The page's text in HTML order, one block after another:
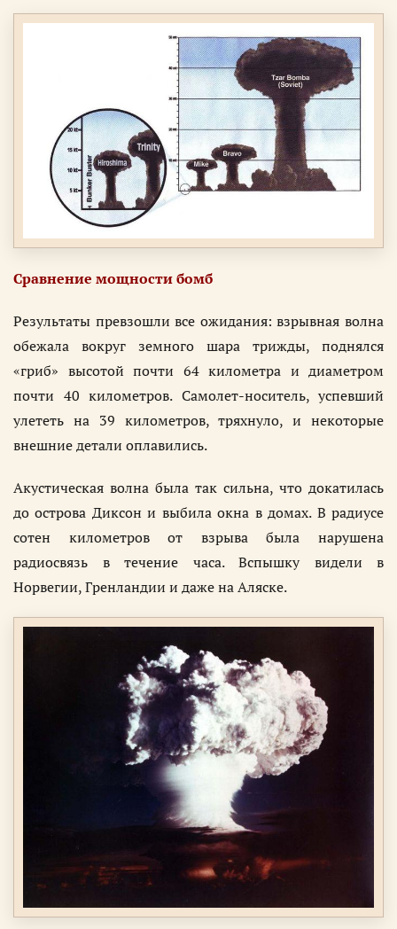
Сравнение мощности бомб
Результаты превзошли все ожидания: взрывная волна
обежала вокруг земного шара трижды, поднялся
«гриб» высотой почти 64 километра и диаметром
почти 40 километров. Самолет-носитель, успевший
улететь на 39 километров, тряхнуло, и некоторые
внешние детали оплавились.
Акустическая волна была так сильна, что докатилась
до острова Диксон и выбила окна в домах. В радиусе
сотен километров от взрыва была нарушена
радиосвязь в течение часа. Вспышку видели в
Норвегии, Гренландии и даже на Аляске.